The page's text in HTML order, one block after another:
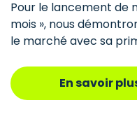
Pour le lancement de
mois », nous
le marché avec sa
En savoir